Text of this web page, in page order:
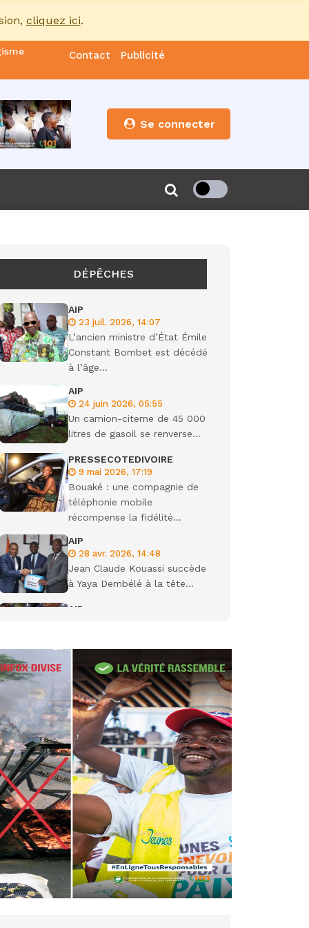
cliquez ici.
85
Contact Publicité
Se connecter
DÉPÊCHES
AIP
23 juil. 2026, 14:07
L’ancien ministre d’État Émile
Constant Bombet est décédé
à l’âge...
AIP
24 juin 2026, 05:55
Un camion-citerne de 45 000
litres de gasoil se renverse...
PRESSECOTEDIVOIRE
9 mai 2026, 17:19
Bouaké : une compagnie de
téléphonie mobile
récompense la fidélité...
AIP
28 avr. 2026, 14:48
Jean Claude Kouassi succède
à Yaya Dembélé à la tête...
AIP
Sadio Camara tué lors
d’attaques...
AIP
22 avr. 2026, 16:41
Des bureaux ravagés dans un
incendie survenu à la mairie...
AIP
10 avr. 2026, 09:48
Nommé Médiateur de la
République, Gaoussou Touré
prend officiellement fonction
AIP
13 mars 2026, 10:43
Nécrologie : décès de
Guillaume Houphouët-Boigny,
fils du Père fondateur...